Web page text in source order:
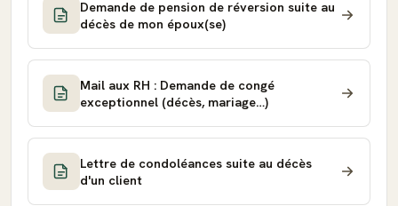
Demande de pension de réversion suite au
décès de mon époux(se)
Mail aux RH : Demande de congé
exceptionnel (décès, mariage…)
Lettre de condoléances suite au décès
d'un client